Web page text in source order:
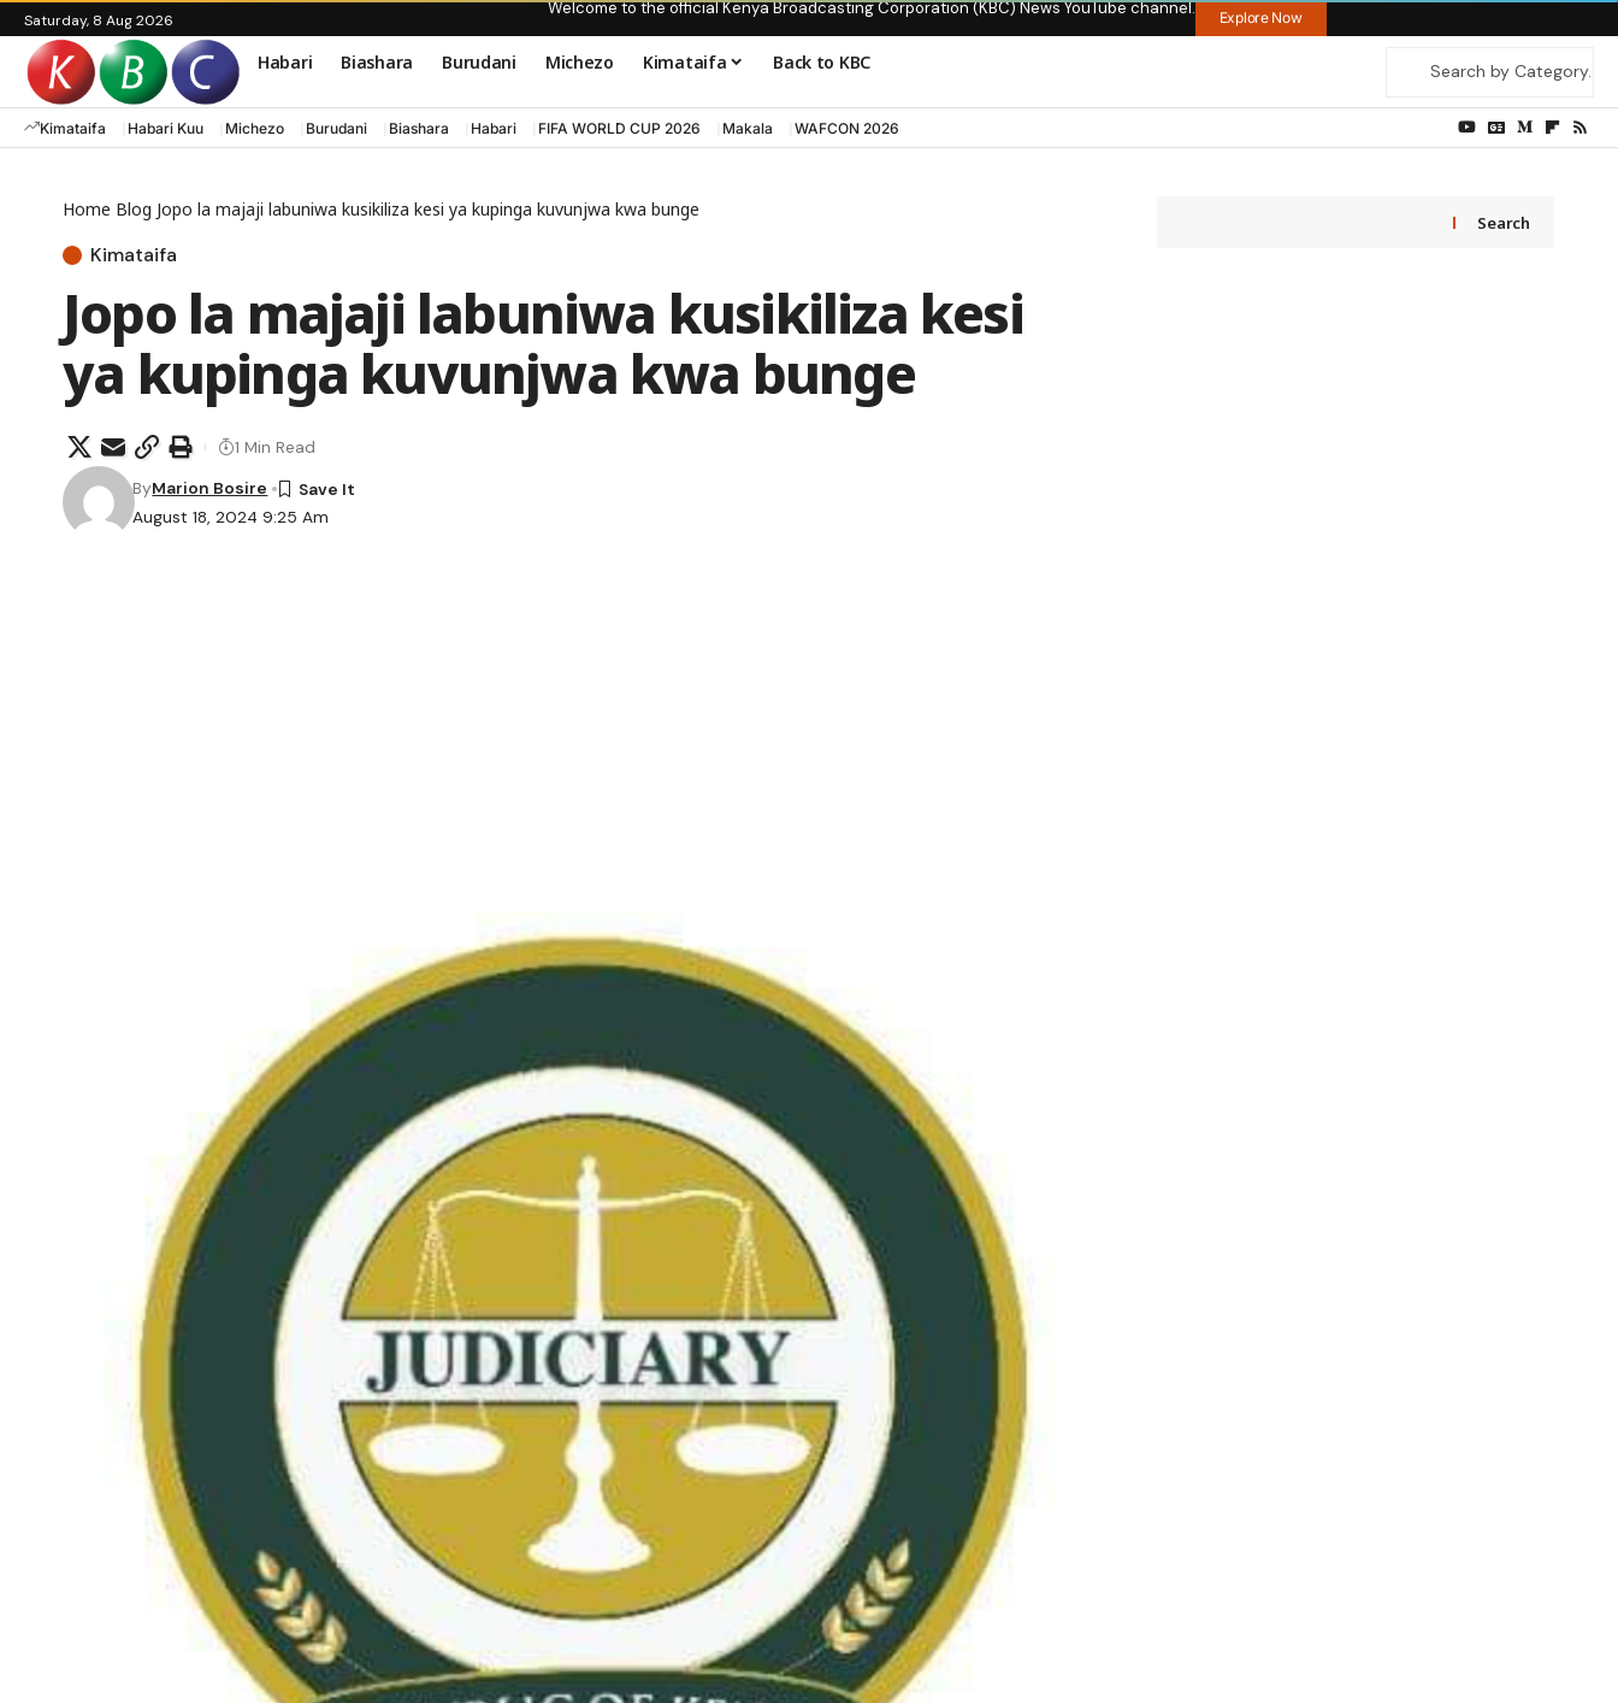
Saturday, 8 Aug 2026
Welcome to the official Kenya Broadcasting Corporation (KBC) News YouTube channel. Explore Now
Habari Biashara Burudani Michezo Kimataifa Back to KBC
Kimataifa Habari Kuu Michezo Burudani Biashara Habari FIFA WORLD CUP 2026 Makala WAFCON 2026
Home Blog Jopo la majaji labuniwa kusikiliza kesi ya kupinga kuvunjwa kwa bunge
Kimataifa
Jopo la majaji labuniwa kusikiliza kesi
ya kupinga kuvunjwa kwa bunge
August 18, 2024 9:25 Am
ByMarion Bosire
1 Min Read
Search